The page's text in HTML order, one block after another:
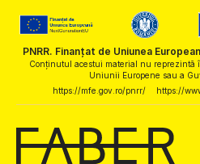
PNRR. Finanțat de Uniunea
Conținutul acestui material nu reprezintă
Uniunii Europene sau a
https://mfe.gov.ro/pnrr/
https://